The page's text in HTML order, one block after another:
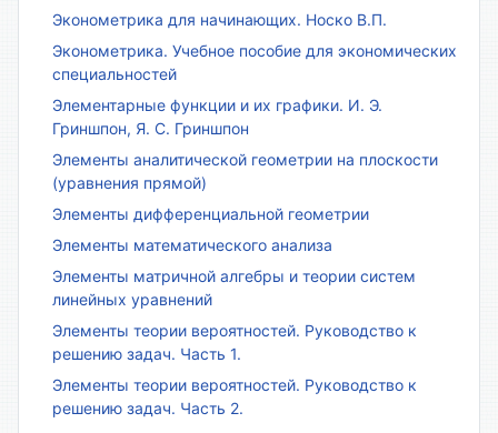
Эконометрика для начинающих. Носко В.П.
Эконометрика. Учебное пособие для экономических
специальностей
Элементарные функции и их графики. И. Э.
Гриншпон, Я. С. Гриншпон
Элементы аналитической геометрии на плоскости
(уравнения прямой)
Элементы дифференциальной геометрии
Элементы математического анализа
Элементы матричной алгебры и теории систем
линейных уравнений
Элементы теории вероятностей. Руководство к
решению задач. Часть 1.
Элементы теории вероятностей. Руководство к
решению задач. Часть 2.